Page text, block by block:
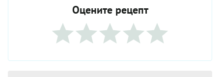
Оцените рецепт